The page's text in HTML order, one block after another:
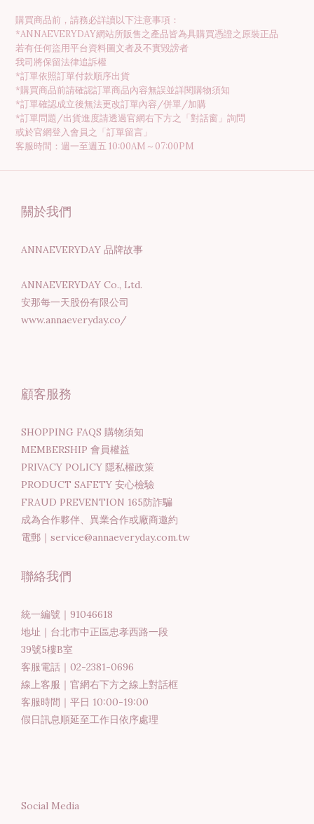
購買商品前，請務必詳讀以下注意事項：
*ANNAEVERYDAY網站所販售之產品皆為具購買憑證之原裝正品
若有任何盜用平台資料圖文者及不實毀謗者
我司將保留法律追訴權
*訂單依照訂單付款順序出貨
*購買商品前請確認訂單商品內容無誤並詳閱購物須知
*訂單確認成立後無法更改訂單內容/併單/加購
*訂單問題/出貨進度請透過官網右下方之「對話窗」詢問
或於官網登入會員之「訂單留言」
客服時間：週一至週五 10:00AM～07:00PM
關於我們
ANNAEVERYDAY 品牌故事
ANNAEVERYDAY Co., Ltd.
安那每一天股份有限公司
www.annaeveryday.co/
顧客服務
SHOPPING FAQS 購物須知
MEMBERSHIP 會員權益
PRIVACY POLICY 隱私權政策
PRODUCT SAFETY 安心檢驗
FRAUD PREVENTION 165防詐騙
成為合作夥伴、異業合作或廠商邀約
電郵｜service@annaeveryday.com.tw
聯絡我們
統一編號｜91046618
地址｜台北市中正區忠孝西路一段
39號5樓B室
客服電話｜02-2381-0696
線上客服｜官網右下方之線上對話框
客服時間｜平日 10:00-19:00
假日訊息順延至工作日依序處理
Social Media